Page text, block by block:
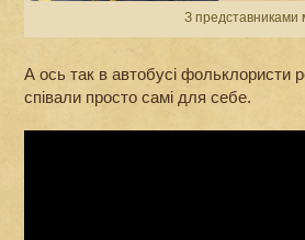
З представниками
А ось так в автобусі фольклористи
співали просто самі для себе.